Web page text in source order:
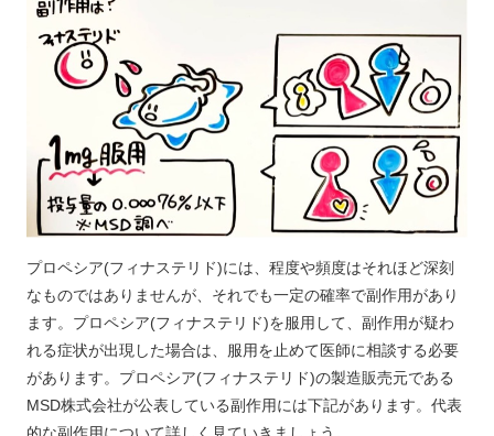
プロペシア(フィナステリド)には、程度や頻度はそれほど深刻
なものではありませんが、それでも一定の確率で副作用があり
ます。プロペシア(フィナステリド)を服用して、副作用が疑わ
れる症状が出現した場合は、服用を止めて医師に相談する必要
があります。プロペシア(フィナステリド)の製造販売元である
MSD株式会社が公表している副作用には下記があります。代表